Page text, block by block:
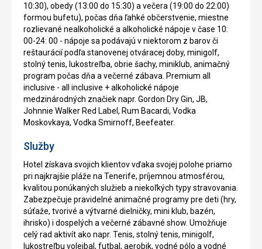
10:30), obedy (13:00 do 15:30) a večera (19:00 do 22:00)
formou bufetu), počas dňa ľahké občerstvenie, miestne
rozlievané nealkoholické a alkoholické nápoje v čase 10:
00-24: 00 - nápoje sa podávajú v niektorom z barov či
reštaurácií podľa stanovenej otváracej doby, minigolf,
stolný tenis, lukostreľba, obrie šachy, miniklub, animačný
program počas dňa a večerné zábava. Premium all
inclusive - all inclusive + alkoholické nápoje
medzinárodných značiek napr. Gordon Dry Gin, JB,
Johnnie Walker Red Label, Rum Bacardi, Vodka
Moskovkaya, Vodka Smirnoff, Beefeater.
Služby
Hotel získava svojich klientov vďaka svojej polohe priamo
pri najkrajšie pláže na Tenerife, príjemnou atmosférou,
kvalitou ponúkaných služieb a niekoľkých typy stravovania.
Zabezpečuje pravidelné animačné programy pre deti (hry,
súťaže, tvorivé a výtvarné dielničky, mini klub, bazén,
ihrisko) i dospelých a večerné zábavné show. Umožňuje
celý rad aktivít ako napr. Tenis, stolný tenis, minigolf,
lukostreľbu volejbal, futbal, aerobik, vodné pólo a vodné